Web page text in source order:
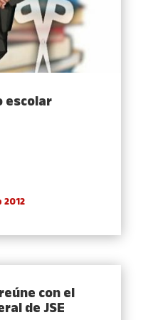
escolar
2012
con el
de JSE